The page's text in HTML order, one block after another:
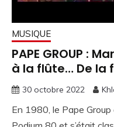
MUSIQUE
PAPE GROUP :
à la flûte… De la
30 octobre 2022
En 1980, le Pape